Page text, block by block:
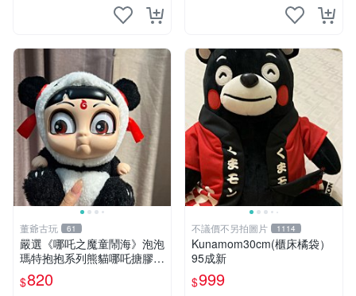
董爺古玩 61
嚴選《哪吒之魔童鬧海》泡泡
瑪特抱抱系列熊貓哪吒搪膠臉
毛絨， STATE：如圖顯示 哪
吒 毛絨公仔 泡泡瑪特
$820
不議價不另拍圖片 1114
Kunamom30cm(櫃床橘袋）
95成新
$999